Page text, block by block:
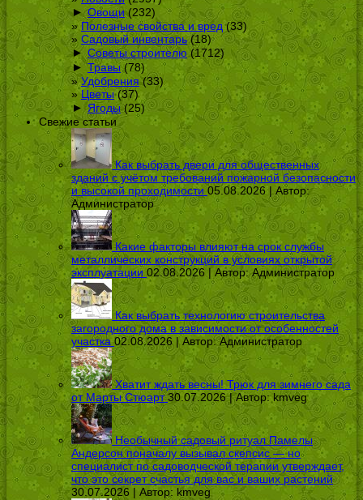
► Овощи(232)
Полезные свойства и вред(33)
Садовый инвентарь(18)
► Советы строителю(1712)
► Травы(78)
Удобрения(33)
Цветы(37)
► Ягоды(25)
Свежие статьи
Как выбрать двери для общественных
зданий с учётом требований пожарной безопасности
и высокой проходимости 05.08.2026 | Автор:
Администратор
Какие факторы влияют на срок службы
металлических конструкций в условиях открытой
эксплуатации 02.08.2026 | Автор:Администратор
Как выбрать технологию строительства
загородного дома в зависимости от особенностей
участка 02.08.2026 | Автор:Администратор
Хватит ждать весны! Трюк для зимнего сада
от Марты Стюарт 30.07.2026 | Автор:kmveg
Необычный садовый ритуал Памелы
Андерсон поначалу вызывал скепсис — но
специалист по садоводческой терапии утверждает,
что это секрет счастья для вас и ваших растений
30.07.2026 | Автор: kmveg